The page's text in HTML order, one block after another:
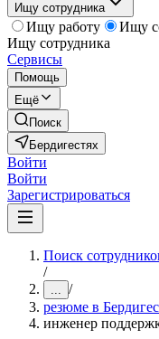
Ищу сотрудника
Ищу работу
Ищу
Ищу сотрудника
Сервисы
Помощь
Ещё
Поиск
Бердигестях
Войти
Войти
Зарегистрироваться
Поиск
/
... /
резюме в
инженер